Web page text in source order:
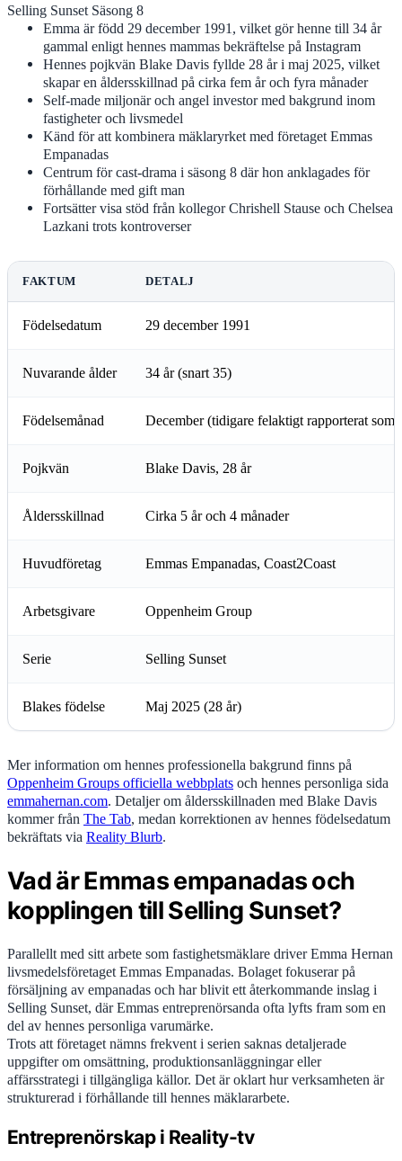
Selling Sunset Säsong 8
Emma är född 29 december 1991, vilket gör henne till 34 år
gammal enligt hennes mammas bekräftelse på Instagram
Hennes pojkvän Blake Davis fyllde 28 år i maj 2025, vilket
skapar en åldersskillnad på cirka fem år och fyra månader
Self-made miljonär och angel investor med bakgrund inom
fastigheter och livsmedel
Känd för att kombinera mäklaryrket med företaget Emmas
Empanadas
Centrum för cast-drama i säsong 8 där hon anklagades för
förhållande med gift man
Fortsätter visa stöd från kollegor Chrishell Stause och Chelsea
Lazkani trots kontroverser
FAKTUM DETALJ
Födelsedatum 29 december 1991
Nuvarande ålder 34 år (snart 35)
Födelsemånad December (tidigare felaktigt rapporterat som
Pojkvän Blake Davis, 28 år
Åldersskillnad Cirka 5 år och 4 månader
Huvudföretag Emmas Empanadas, Coast2Coast
Arbetsgivare Oppenheim Group
Serie Selling Sunset
Blakes födelse Maj 2025 (28 år)
Mer information om hennes professionella bakgrund finns på
Oppenheim Groups officiella webbplats och hennes personliga sida
emmahernan.com. Detaljer om åldersskillnaden med Blake Davis
kommer från The Tab, medan korrektionen av hennes födelsedatum
bekräftats via Reality Blurb.
Vad är Emmas empanadas och
kopplingen till Selling Sunset?
Parallellt med sitt arbete som fastighetsmäklare driver Emma Hernan
livsmedelsföretaget Emmas Empanadas. Bolaget fokuserar på
försäljning av empanadas och har blivit ett återkommande inslag i
Selling Sunset, där Emmas entreprenörsanda ofta lyfts fram som en
del av hennes personliga varumärke.
Trots att företaget nämns frekvent i serien saknas detaljerade
uppgifter om omsättning, produktionsanläggningar eller
affärsstrategi i tillgängliga källor. Det är oklart hur verksamheten är
strukturerad i förhållande till hennes mäklararbete.
Entreprenörskap i Reality-tv